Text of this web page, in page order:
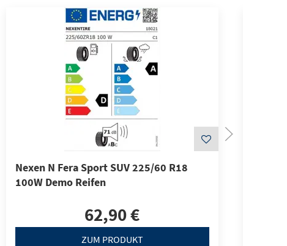
Nexen N Fera Sport SUV 225/60 R18
100W Demo Reifen
62,90 €
ZUM PRODUKT